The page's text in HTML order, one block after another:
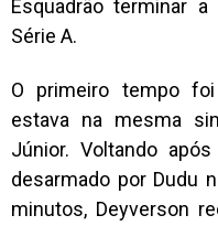
Esquadrão terminar
Série A.
O primeiro tempo
estava na mesma
Júnior. Voltando
desarmado por Dudu
minutos, Deyverson